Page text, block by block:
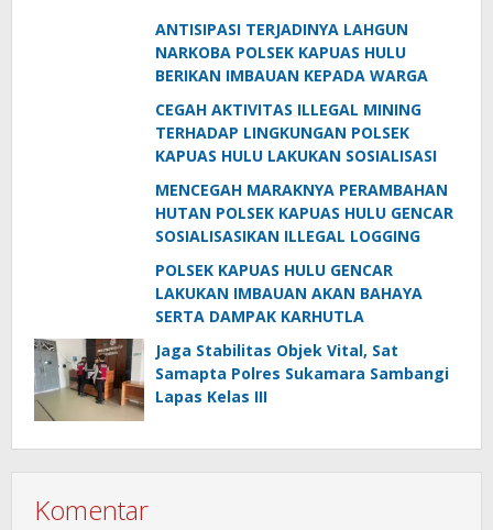
ANTISIPASI TERJADINYA LAHGUN
NARKOBA POLSEK KAPUAS HULU
BERIKAN IMBAUAN KEPADA WARGA
CEGAH AKTIVITAS ILLEGAL MINING
TERHADAP LINGKUNGAN POLSEK
KAPUAS HULU LAKUKAN SOSIALISASI
MENCEGAH MARAKNYA PERAMBAHAN
HUTAN POLSEK KAPUAS HULU GENCAR
SOSIALISASIKAN ILLEGAL LOGGING
POLSEK KAPUAS HULU GENCAR
LAKUKAN IMBAUAN AKAN BAHAYA
SERTA DAMPAK KARHUTLA
Jaga Stabilitas Objek Vital, Sat
Samapta Polres Sukamara Sambangi
Lapas Kelas III
Komentar